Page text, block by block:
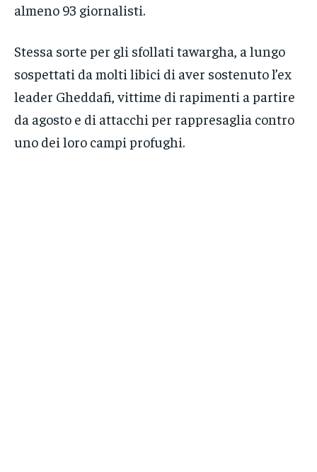
almeno 93 giornalisti.
Stessa sorte per gli sfollati tawargha, a lungo
sospettati da molti libici di aver sostenuto l’ex
leader Gheddafi, vittime di rapimenti a partire
da agosto e di attacchi per rappresaglia contro
uno dei loro campi profughi.